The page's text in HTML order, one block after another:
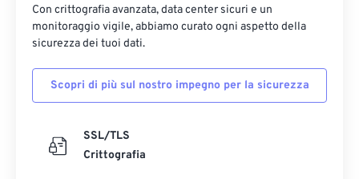
Con crittografia avanzata, data center sicuri e un
monitoraggio vigile, abbiamo curato ogni aspetto della
sicurezza dei tuoi dati.
Scopri di più sul nostro impegno per la sicurezza
SSL/TLS
Crittografia